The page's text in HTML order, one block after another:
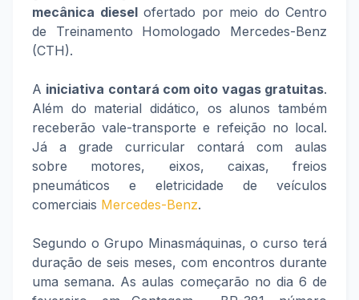
mecânica dieselofertado por meio do Centro
de Treinamento Homologado Mercedes-Benz
(CTH).
A iniciativa contará com oito vagas gratuitas.
Além do material didático, os alunos também
receberão vale-transporte e refeição no local.
Já a grade curricular contará com aulas
sobre motores, eixos, caixas, freios
pneumáticos e eletricidade de veículos
comerciais Mercedes-Benz.
Segundo o Grupo Minasmáquinas, o curso terá
duração de seis meses, com encontros durante
uma semana. As aulas começarão no dia 6 de